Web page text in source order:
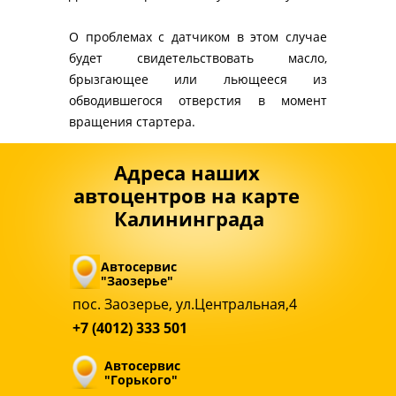
О проблемах с датчиком в этом случае
будет свидетельствовать масло,
брызгающее или льющееся из
обводившегося отверстия в момент
вращения стартера.
Автосервис
"Заозерье"
пос. Заозерье, ул.Центральная,4
Автосервис
"Горького"
Адреса наших
автоцентров на карте
Калининграда
+7 (4012) 333 501